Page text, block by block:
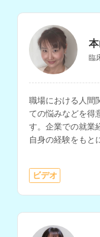
臨
職場における人間
ての悩みなどを得
す。企業での就業
自身の経験をもと
ビデオ